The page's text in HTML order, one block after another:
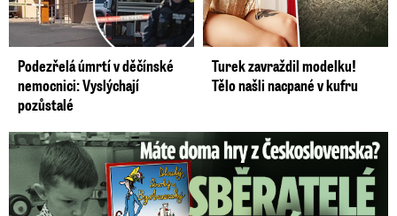
Podezřelá úmrtí v děčínské
nemocnici: Vyslýchají
pozůstalé
Turek zavraždil modelku!
Tělo našli nacpané v kufru
Staré československé hry: Sběratelé vám za ně utrhnou ruce!